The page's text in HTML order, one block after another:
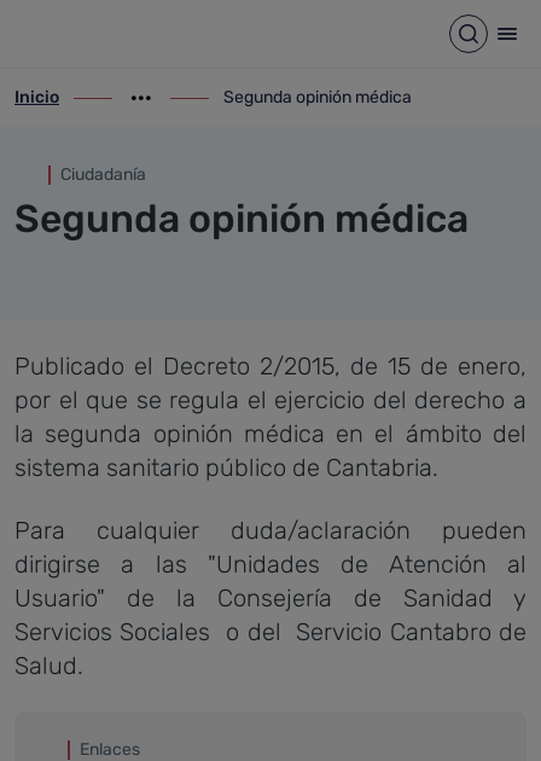
Segunda opinión médica Abrir
ir-a inicio
Inicio
Mostrar opciones del camino de migas
ir-a Segunda opinión médica
Segunda opinión médica
Ciudadanía
Segunda opinión médica
Publicado el Decreto 2/2015, de 15 de enero,
por el que se regula el ejercicio del derecho a
la segunda opinión médica en el ámbito del
sistema sanitario público de Cantabria.
Para cualquier duda/aclaración pueden
dirigirse a las "Unidades de Atención al
Usuario" de la Consejería de Sanidad y
Servicios Sociales o del Servicio Cantabro de
Salud.
Enlaces